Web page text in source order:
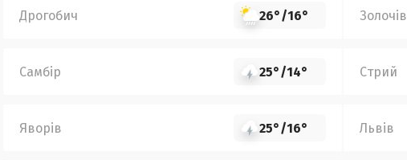
Дрогобич 26°/16° Золочів
Самбір 25°/14° Стрий
Яворів 25°/16° Львів